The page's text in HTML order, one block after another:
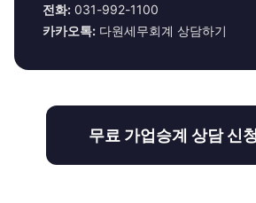
전화: 031-992-1100
카카오톡: 다원세무회계 상담하기
무료 가업승계 상담 신